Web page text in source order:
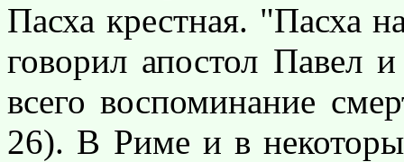
Пасха крестная. "Пасха
говорил апостол Павел
всего воспоминание
26). В Риме и в